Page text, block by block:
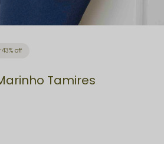
43% off
Tamires